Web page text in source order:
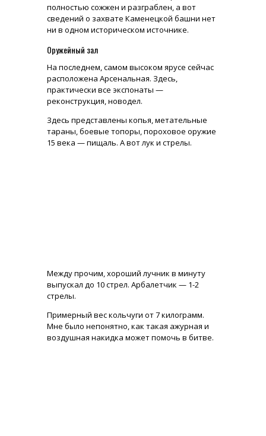
полностью сожжен и разграблен, а вот
сведений о захвате Каменецкой башни нет
ни в одном историческом источнике.
Оружейный зал
На последнем, самом высоком ярусе сейчас
расположена Арсенальная. Здесь,
практически все экспонаты —
реконструкция, новодел.
Здесь представлены копья, метательные
тараны, боевые топоры, пороховое оружие
15 века — пищаль. А вот лук и стрелы.
Между прочим, хороший лучник в минуту
выпускал до 10 стрел. Арбалетчик — 1-2
стрелы.
Примерный вес кольчуги от 7 килограмм.
Мне было непонятно, как такая ажурная и
воздушная накидка может помочь в битве.